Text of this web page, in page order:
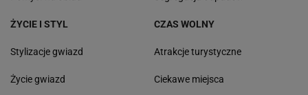
ŻYCIE I STYL
Stylizacje gwiazd
Życie gwiazd
CZAS WOLNY
Atrakcje turystyczne
Ciekawe miejsca